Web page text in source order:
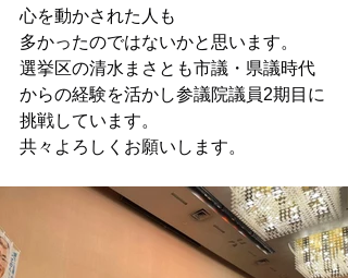
心を動かされた人も
多かったのではないかと思います。
選挙区の清水まさとも市議・県議時代
からの経験を活かし参議院議員2期目に
挑戦しています。
共々よろしくお願いします。